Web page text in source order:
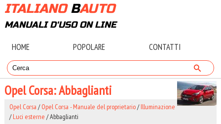
ITALIANOBAUTO
MANUALI D'USO ON LINE
HOME POPOLARE CONTATTI
Opel Corsa: Abbaglianti
Opel Corsa /Opel Corsa - Manuale del proprietario/Illuminazione
/Luci esterne / Abbaglianti